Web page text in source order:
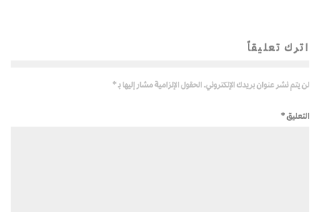
اترك تعليقاً
لن يتم نشر عنوان بريدك الإلكتروني. الحقول الإلزامية مشار إليها بـ*
التعليق*